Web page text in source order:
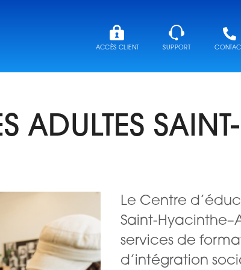
ACCÈS CLIENT SUPPORT CONTACT
ADULTES SAINT-
Le Centre
Saint-
services de
d’intégration